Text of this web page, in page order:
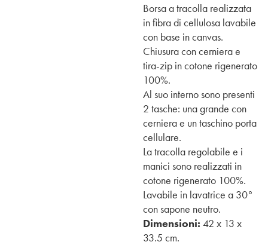
Borsa a tracolla realizzata
in fibra di cellulosa lavabile
con base in canvas.
Chiusura con cerniera e
tira-zip in cotone rigenerato
100%.
Al suo interno sono presenti
2 tasche: una grande con
cerniera e un taschino porta
cellulare.
La tracolla regolabile e i
manici sono realizzati in
cotone rigenerato 100%.
Lavabile in lavatrice a 30°
con sapone neutro.
Dimensioni: 42 x 13 x
33.5 cm.